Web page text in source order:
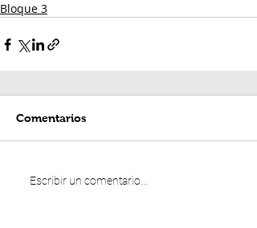
Bloque 3
Comentarios
Escribir un comentario...